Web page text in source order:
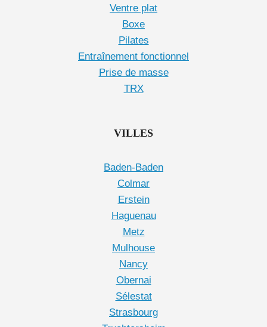
Ventre plat
Boxe
Pilates
Entraînement fonctionnel
Prise de masse
TRX
VILLES
Baden-Baden
Colmar
Erstein
Haguenau
Metz
Mulhouse
Nancy
Obernai
Sélestat
Strasbourg